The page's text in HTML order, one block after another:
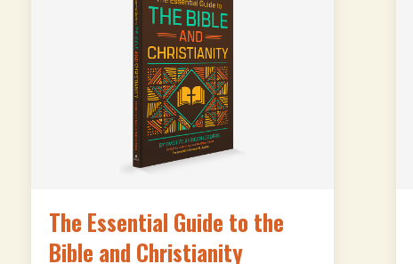
The Essential Guide to the
Bible and Christianity